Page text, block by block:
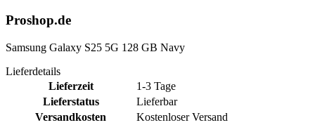
Proshop.de
Samsung Galaxy S25 5G 128 GB Navy
Lieferdetails
Lieferzeit
1-3 Tage
Lieferstatus
Lieferbar
Versandkosten
Kostenloser Versand